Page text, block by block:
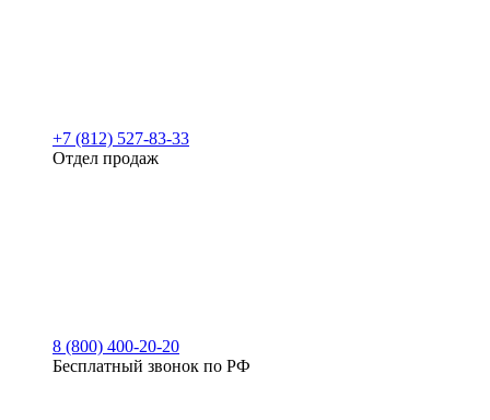
+7 (812) 527-83-33
Отдел продаж
8 (800) 400-20-20
Бесплатный звонок по РФ